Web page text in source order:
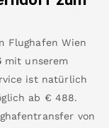
Flughafen Wien
mit unserem
ist natürlich
ab € 488.
von